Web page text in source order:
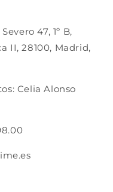
47, 1º B,
II, 28100, Madrid,
Celia Alonso